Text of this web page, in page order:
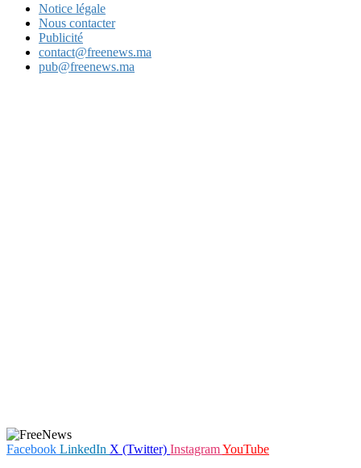
Notice légale
Nous contacter
Publicité
contact@freenews.ma
pub@freenews.ma
Facebook LinkedIn X (Twitter) InstagramYouTube